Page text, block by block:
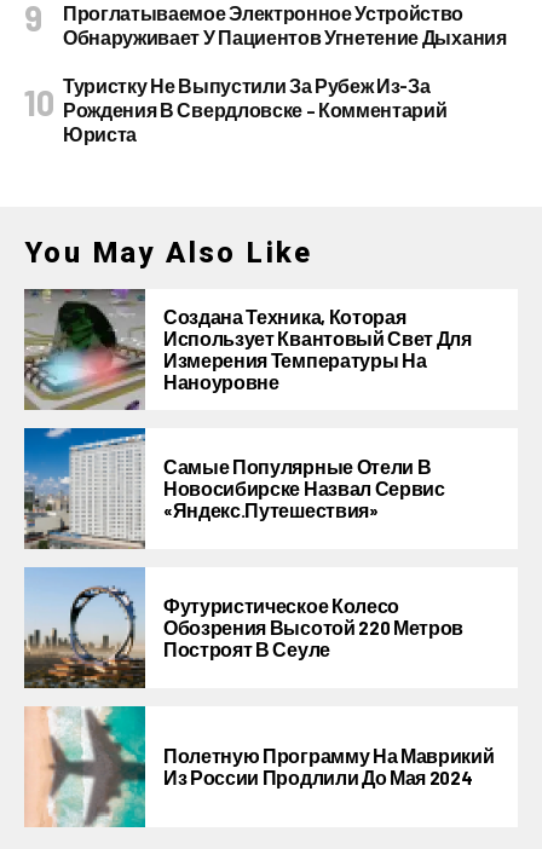
Проглатываемое Электронное Устройство
Обнаруживает У Пациентов Угнетение Дыхания
Туристку Не Выпустили За Рубеж Из-За
Рождения В Свердловске – Комментарий
Юриста
You May Also Like
Создана Техника, Которая
Использует Квантовый Свет Для
Измерения Температуры На
Наноуровне
Самые Популярные Отели В
Новосибирске Назвал Сервис
«Яндекс.Путешествия»
Футуристическое Колесо
Обозрения Высотой 220 Метров
Построят В Сеуле
Полетную Программу На Маврикий
Из России Продлили До Мая 2024